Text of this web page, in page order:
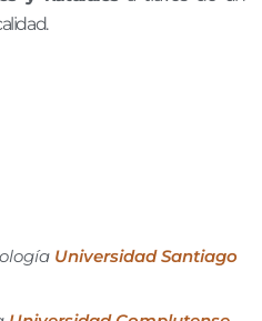
Universidad Santiago